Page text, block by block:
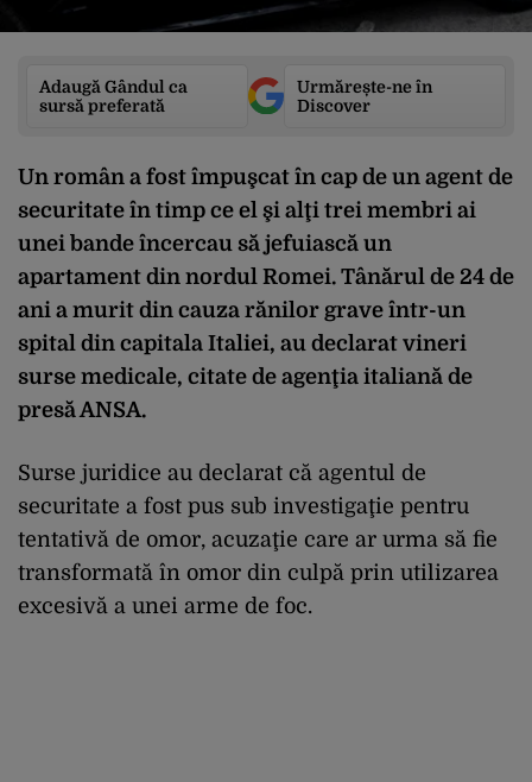
Adaugă Gândul ca
sursă preferată
Urmărește-ne în
Discover
Un român a fost împuşcat în cap de un agent de
securitate în timp ce el şi alţi trei membri ai
unei bande încercau să jefuiască un
apartament din nordul Romei. Tânărul de 24 de
ani a murit din cauza rănilor grave într-un
spital din capitala Italiei, au declarat vineri
surse medicale, citate de agenţia italiană de
presă ANSA.
Surse juridice au declarat că agentul de
securitate a fost pus sub investigaţie pentru
tentativă de omor, acuzaţie care ar urma să fie
transformată în omor din culpă prin utilizarea
excesivă a unei arme de foc.